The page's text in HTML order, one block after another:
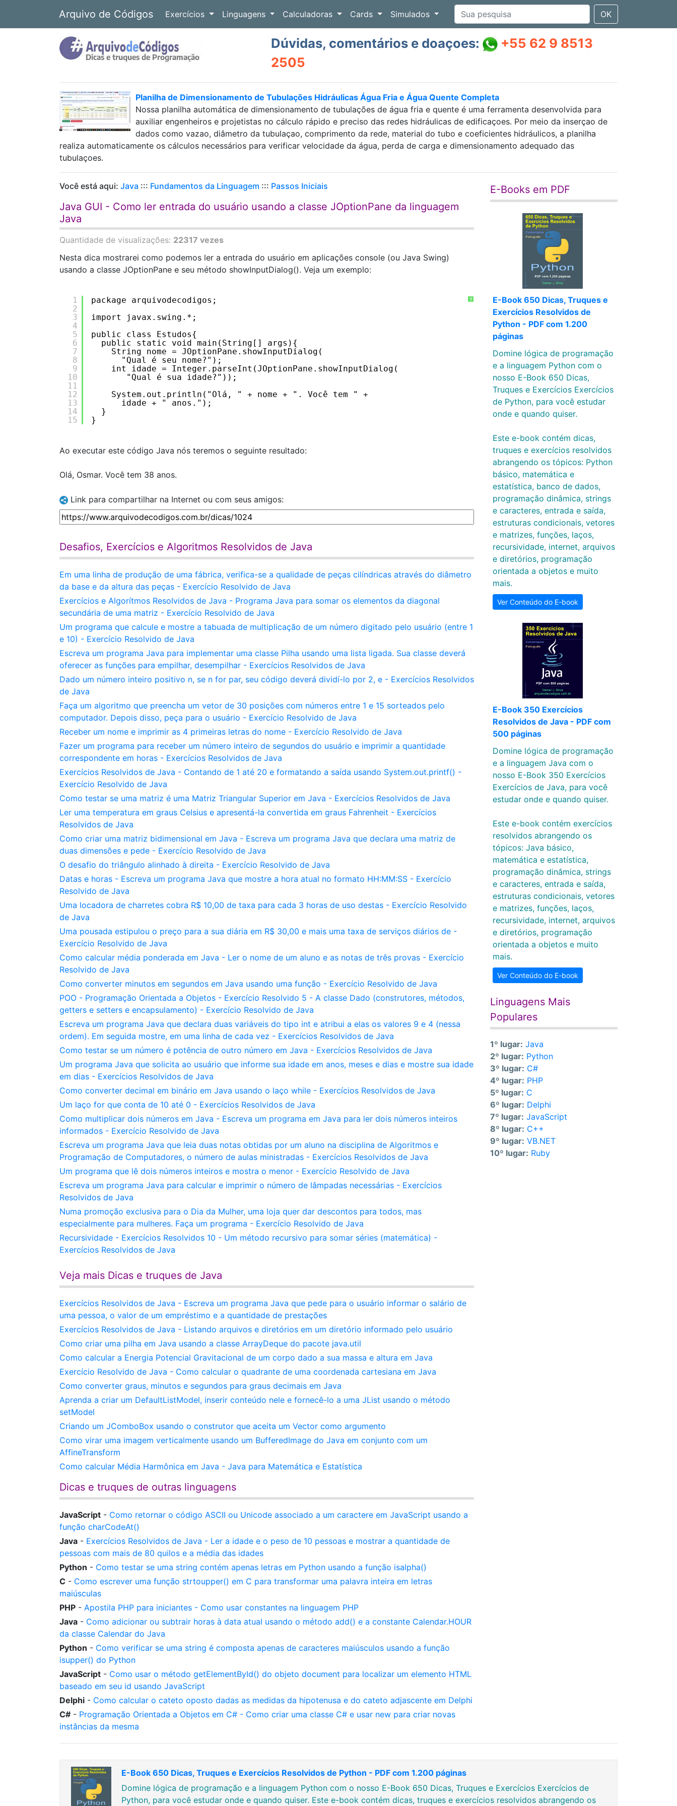
Arquivo de Códigos Exercícios Linguagens Calculadoras Cards Simulados OK
Dúvidas, comentários e doaçoes:
+55 62 9 8513
2505
Planilha de Dimensionamento de Tubulações Hidráulicas Água Fria e Água Quente Completa
Nossa planilha automática de dimensionamento de tubulações de água fria e quente é uma ferramenta desenvolvida para
auxiliar engenheiros e projetistas no cálculo rápido e preciso das redes hidráulicas de edificaçoes. Por meio da inserçao de
dados como vazao, diâmetro da tubulaçao, comprimento da rede, material do tubo e coeficientes hidráulicos, a planilha
realiza automaticamente os cálculos necessários para verificar velocidade da água, perda de carga e dimensionamento adequado das
tubulaçoes.
Você está aqui: Java ::: Fundamentos da Linguagem ::: Passos Iniciais
Java GUI - Como ler entrada do usuário usando a classe JOptionPane da linguagem
Java
Quantidade de visualizações: 22317 vezes
Nesta dica mostrarei como podemos ler a entrada do usuário em aplicações console (ou Java Swing)
usando a classe JOptionPane e seu método showInputDialog(). Veja um exemplo:
?
1
2
3
4
5
6
7
8
9
10
11
12
13
14
15
package arquivodecodigos;
import javax.swing.*;
public class Estudos{
public static void main(String[] args){
String nome = JOptionPane.showInputDialog(
"Qual é seu nome?");
int idade = Integer.parseInt(JOptionPane.showInputDialog(
"Qual é sua idade?"));
System.out.println("Olá, " + nome + ". Você tem " +
idade + " anos.");
}
}
Ao executar este código Java nós teremos o seguinte resultado:
Olá, Osmar. Você tem 38 anos.
Link para compartilhar na Internet ou com seus amigos:
Desafios, Exercícios e Algoritmos Resolvidos de Java
Em uma linha de produção de uma fábrica, verifica-se a qualidade de peças cilíndricas através do diâmetro
da base e da altura das peças - Exercício Resolvido de Java
Exercícios e Algorítmos Resolvidos de Java - Programa Java para somar os elementos da diagonal
secundária de uma matriz - Exercício Resolvido de Java
Um programa que calcule e mostre a tabuada de multiplicação de um número digitado pelo usuário (entre 1
e 10) - Exercício Resolvido de Java
Escreva um programa Java para implementar uma classe Pilha usando uma lista ligada. Sua classe deverá
oferecer as funções para empilhar, desempilhar - Exercícios Resolvidos de Java
Dado um número inteiro positivo n, se n for par, seu código deverá dividí-lo por 2, e - Exercícios Resolvidos
de Java
Faça um algoritmo que preencha um vetor de 30 posições com números entre 1 e 15 sorteados pelo
computador. Depois disso, peça para o usuário - Exercício Resolvido de Java
Receber um nome e imprimir as 4 primeiras letras do nome - Exercício Resolvido de Java
Fazer um programa para receber um número inteiro de segundos do usuário e imprimir a quantidade
correspondente em horas - Exercícios Resolvidos de Java
Exercícios Resolvidos de Java - Contando de 1 até 20 e formatando a saída usando System.out.printf() -
Exercício Resolvido de Java
Como testar se uma matriz é uma Matriz Triangular Superior em Java - Exercícios Resolvidos de Java
Ler uma temperatura em graus Celsius e apresentá-la convertida em graus Fahrenheit - Exercícios
Resolvidos de Java
Como criar uma matriz bidimensional em Java - Escreva um programa Java que declara uma matriz de
duas dimensões e pede - Exercício Resolvido de Java
O desafio do triângulo alinhado à direita - Exercício Resolvido de Java
Datas e horas - Escreva um programa Java que mostre a hora atual no formato HH:MM:SS - Exercício
Resolvido de Java
Uma locadora de charretes cobra R$ 10,00 de taxa para cada 3 horas de uso destas - Exercício Resolvido
de Java
Uma pousada estipulou o preço para a sua diária em R$ 30,00 e mais uma taxa de serviços diários de -
Exercício Resolvido de Java
Como calcular média ponderada em Java - Ler o nome de um aluno e as notas de três provas - Exercício
Resolvido de Java
Como converter minutos em segundos em Java usando uma função - Exercício Resolvido de Java
POO - Programação Orientada a Objetos - Exercício Resolvido 5 - A classe Dado (construtores, métodos,
getters e setters e encapsulamento) - Exercício Resolvido de Java
Escreva um programa Java que declara duas variáveis do tipo int e atribui a elas os valores 9 e 4 (nessa
ordem). Em seguida mostre, em uma linha de cada vez - Exercícios Resolvidos de Java
Como testar se um número é potência de outro número em Java - Exercícios Resolvidos de Java
Um programa Java que solicita ao usuário que informe sua idade em anos, meses e dias e mostre sua idade
em dias - Exercícios Resolvidos de Java
Como converter decimal em binário em Java usando o laço while - Exercícios Resolvidos de Java
Um laço for que conta de 10 até 0 - Exercícios Resolvidos de Java
Como multiplicar dois números em Java - Escreva um programa em Java para ler dois números inteiros
informados - Exercício Resolvido de Java
Escreva um programa Java que leia duas notas obtidas por um aluno na disciplina de Algoritmos e
Programação de Computadores, o número de aulas ministradas - Exercícios Resolvidos de Java
Um programa que lê dois números inteiros e mostra o menor - Exercício Resolvido de Java
Escreva um programa Java para calcular e imprimir o número de lâmpadas necessárias - Exercícios
Resolvidos de Java
Numa promoção exclusiva para o Dia da Mulher, uma loja quer dar descontos para todos, mas
especialmente para mulheres. Faça um programa - Exercício Resolvido de Java
Recursividade - Exercícios Resolvidos 10 - Um método recursivo para somar séries (matemática) -
Exercícios Resolvidos de Java
Veja mais Dicas e truques de Java
Exercícios Resolvidos de Java - Escreva um programa Java que pede para o usuário informar o salário de
uma pessoa, o valor de um empréstimo e a quantidade de prestações
Exercícios Resolvidos de Java - Listando arquivos e diretórios em um diretório informado pelo usuário
Como criar uma pilha em Java usando a classe ArrayDeque do pacote java.util
Como calcular a Energia Potencial Gravitacional de um corpo dado a sua massa e altura em Java
Exercício Resolvido de Java - Como calcular o quadrante de uma coordenada cartesiana em Java
Como converter graus, minutos e segundos para graus decimais em Java
Aprenda a criar um DefaultListModel, inserir conteúdo nele e fornecê-lo a uma JList usando o método
setModel
Criando um JComboBox usando o construtor que aceita um Vector como argumento
Como virar uma imagem verticalmente usando um BufferedImage do Java em conjunto com um
AffineTransform
Como calcular Média Harmônica em Java - Java para Matemática e Estatística
Dicas e truques de outras linguagens
JavaScript - Como retornar o código ASCII ou Unicode associado a um caractere em JavaScript usando a
função charCodeAt()
Java - Exercícios Resolvidos de Java - Ler a idade e o peso de 10 pessoas e mostrar a quantidade de
pessoas com mais de 80 quilos e a média das idades
Python - Como testar se uma string contém apenas letras em Python usando a função isalpha()
C - Como escrever uma função strtoupper() em C para transformar uma palavra inteira em letras
maiúsculas
PHP - Apostila PHP para iniciantes - Como usar constantes na linguagem PHP
Java - Como adicionar ou subtrair horas à data atual usando o método add() e a constante Calendar.HOUR
da classe Calendar do Java
Python - Como verificar se uma string é composta apenas de caracteres maiúsculos usando a função
isupper() do Python
JavaScript - Como usar o método getElementById() do objeto document para localizar um elemento HTML
baseado em seu id usando JavaScript
Delphi - Como calcular o cateto oposto dadas as medidas da hipotenusa e do cateto adjascente em Delphi
C# - Programação Orientada a Objetos em C# - Como criar uma classe C# e usar new para criar novas
instâncias da mesma
E-Books em PDF
E-Book 650 Dicas, Truques e
Exercícios Resolvidos de
Python - PDF com 1.200
páginas
Domine lógica de programação
e a linguagem Python com o
nosso E-Book 650 Dicas,
Truques e Exercícios Exercícios
de Python, para você estudar
onde e quando quiser.
Este e-book contém dicas,
truques e exercícios resolvidos
abrangendo os tópicos: Python
básico, matemática e
estatística, banco de dados,
programação dinâmica, strings
e caracteres, entrada e saída,
estruturas condicionais, vetores
e matrizes, funções, laços,
recursividade, internet, arquivos
e diretórios, programação
orientada a objetos e muito
mais.
Ver Conteúdo do E-book
E-Book 350 Exercícios
Resolvidos de Java - PDF com
500 páginas
Domine lógica de programação
e a linguagem Java com o
nosso E-Book 350 Exercícios
Exercícios de Java, para você
estudar onde e quando quiser.
Este e-book contém exercícios
resolvidos abrangendo os
tópicos: Java básico,
matemática e estatística,
programação dinâmica, strings
e caracteres, entrada e saída,
estruturas condicionais, vetores
e matrizes, funções, laços,
recursividade, internet, arquivos
e diretórios, programação
orientada a objetos e muito
mais.
Ver Conteúdo do E-book
Linguagens Mais
Populares
1º lugar: Java
2º lugar: Python
3º lugar: C#
4º lugar: PHP
5º lugar: C
6º lugar: Delphi
7º lugar: JavaScript
8º lugar: C++
9º lugar: VB.NET
10º lugar: Ruby
E-Book 650 Dicas, Truques e Exercícios Resolvidos de Python - PDF com 1.200 páginas
Domine lógica de programação e a linguagem Python com o nosso E-Book 650 Dicas, Truques e Exercícios Exercícios de
Python, para você estudar onde e quando quiser. Este e-book contém dicas, truques e exercícios resolvidos abrangendo os